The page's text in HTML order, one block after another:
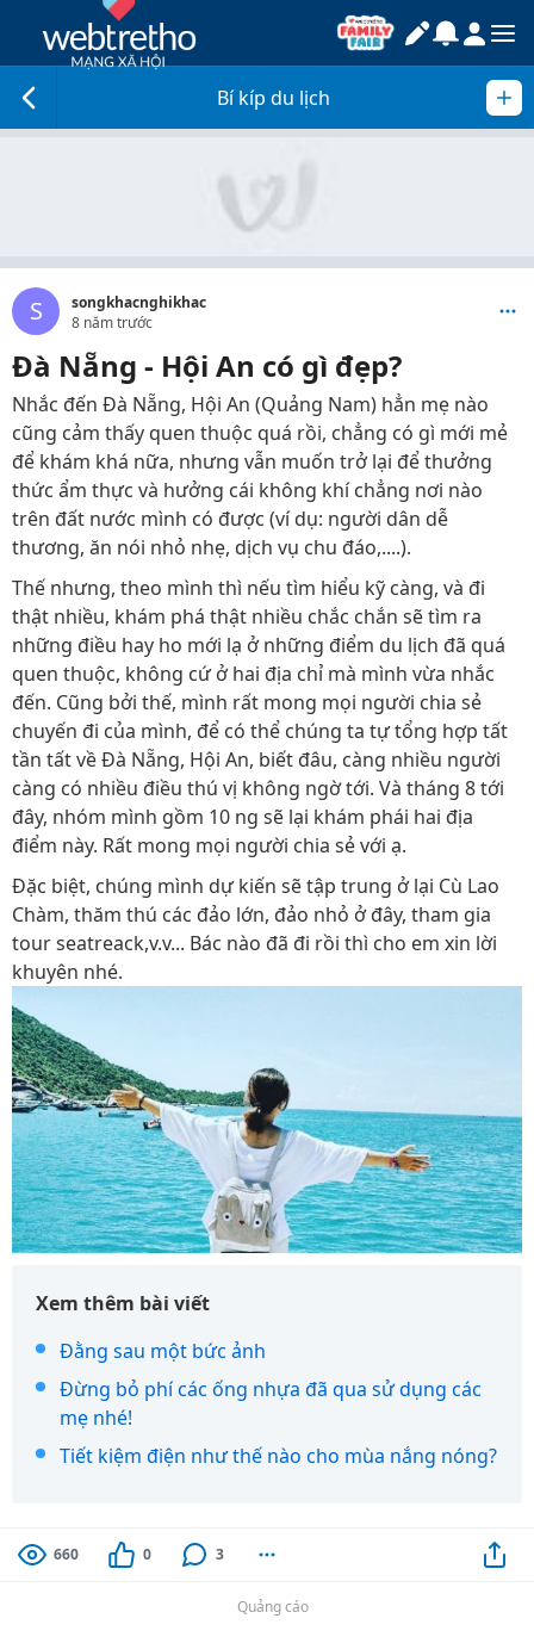
Bí kíp du lịch
S
songkhacnghikhac
8 năm trước
Đà Nẵng - Hội An có gì đẹp?
Nhắc đến Đà Nẵng, Hội An (Quảng Nam) hẳn mẹ nào
cũng cảm thấy quen thuộc quá rồi, chẳng có gì mới mẻ
để khám khá nữa, nhưng vẫn muốn trở lại để thưởng
thức ẩm thực và hưởng cái không khí chẳng nơi nào
trên đất nước mình có được (ví dụ: người dân dễ
thương, ăn nói nhỏ nhẹ, dịch vụ chu đáo,....).
Thế nhưng, theo mình thì nếu tìm hiểu kỹ càng, và đi
thật nhiều, khám phá thật nhiều chắc chắn sẽ tìm ra
những điều hay ho mới lạ ở những điểm du lịch đã quá
quen thuộc, không cứ ở hai địa chỉ mà mình vừa nhắc
đến. Cũng bởi thế, mình rất mong mọi người chia sẻ
chuyến đi của mình, để có thể chúng ta tự tổng hợp tất
tần tất về Đà Nẵng, Hội An, biết đâu, càng nhiều người
càng có nhiều điều thú vị không ngờ tới. Và tháng 8 tới
đây, nhóm mình gồm 10 ng sẽ lại khám phái hai địa
điểm này. Rất mong mọi người chia sẻ với ạ.
Đặc biệt, chúng mình dự kiến sẽ tập trung ở lại Cù Lao
Chàm, thăm thú các đảo lớn, đảo nhỏ ở đây, tham gia
tour seatreack,v.v... Bác nào đã đi rồi thì cho em xin lời
khuyên nhé.
Xem thêm bài viết
Đằng sau một bức ảnh
Đừng bỏ phí các ống nhựa đã qua sử dụng các
mẹ nhé!
Tiết kiệm điện như thế nào cho mùa nắng nóng?
660 0 3
Quảng cáo